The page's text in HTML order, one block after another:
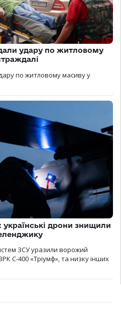
удару по житловому
по житловому масиву у
українські дрони знищили
ЗСУ уразили ворожий
С-400 «Тріумф», та низку інших